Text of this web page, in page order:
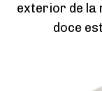
exterior de la
doce